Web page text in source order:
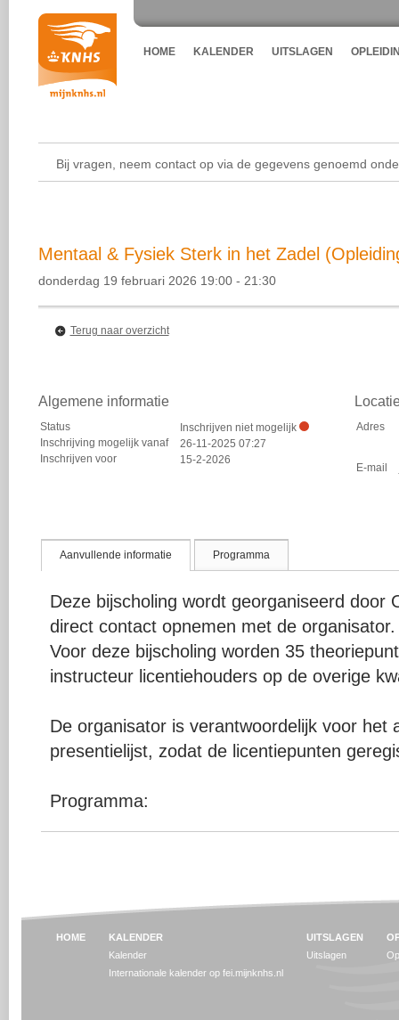
HOME KALENDER UITSLAGEN
Bij vragen, neem contact op via de gegevens genoemd
Mentaal & Fysiek Sterk in het Zadel
donderdag 19 februari 2026 19:00 - 21:30
Terug naar overzicht
Algemene informatie
Status
Inschrijven niet mogelijk
Inschrijving mogelijk vanaf
26-11-2025 07:27
Inschrijven voor
15-2-2026
Adres
E-mail
Aanvullende informatie Programma
Deze bijscholing wordt georganiseerd door
direct contact opnemen met de organisator.
Voor deze bijscholing worden 35
instructeur licentiehouders op de overige
De organisator is verantwoordelijk voor het
presentielijst, zodat de licentiepunten
Programma:
HOME
KALENDER
Kalender
Internationale kalender op fei.mijnknhs.nl
UITSLAGEN
Uitslagen